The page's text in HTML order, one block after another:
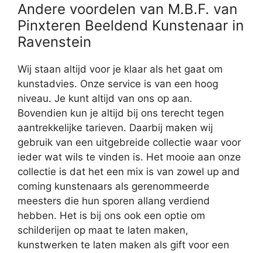
Andere voordelen van M.B.F. van
Pinxteren Beeldend Kunstenaar in
Ravenstein
Wij staan altijd voor je klaar als het gaat om
kunstadvies. Onze service is van een hoog
niveau. Je kunt altijd van ons op aan.
Bovendien kun je altijd bij ons terecht tegen
aantrekkelijke tarieven. Daarbij maken wij
gebruik van een uitgebreide collectie waar voor
ieder wat wils te vinden is. Het mooie aan onze
collectie is dat het een mix is van zowel up and
coming kunstenaars als gerenommeerde
meesters die hun sporen allang verdiend
hebben. Het is bij ons ook een optie om
schilderijen op maat te laten maken,
kunstwerken te laten maken als gift voor een